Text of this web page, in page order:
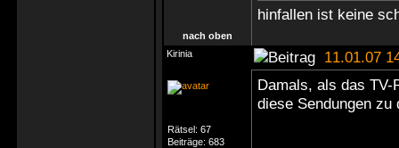
hinfallen ist keine
nach oben
Kirinia
11.01.07
Rätsel: 67
Beiträge: 683
Damals, als das TV-
diese Sendungen zu